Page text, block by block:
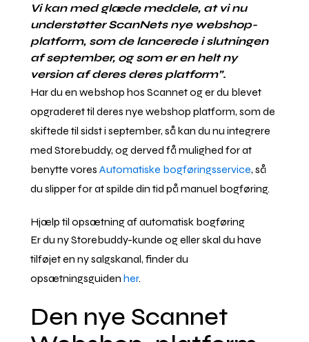
Vi kan med glæde meddele, at vi nu
understøtter ScanNets nye webshop-
platform, som de lancerede i slutningen
af september, og som er en helt ny
version af deres deres platform”.
Har du en webshop hos Scannet og er du blevet
opgraderet til deres nye webshop platform, som de
skiftede til sidst i september, så kan du nu integrere
med Storebuddy, og derved få mulighed for at
benytte voresAutomatiske bogføringsservice, så
du slipper for at spilde din tid på manuel bogføring.
Hjælp til opsætning af automatisk bogføring
Er du ny Storebuddy-kunde og eller skal du have
tilføjet en ny salgskanal, finder du
opsætningsguidenher.
Den nye Scannet